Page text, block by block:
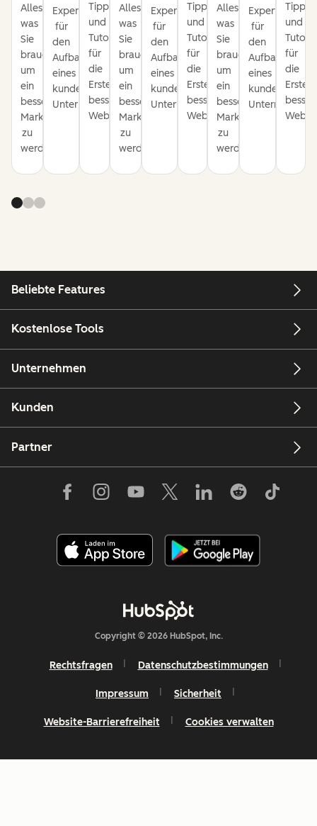
Alles,
was
Sie
brauchen,
um
ein
besserer
Marketer
zu
werden.
Expertentipps
für
den
Aufbau
eines
kundenorientierten
Unternehmens.
Tipps
und
Tutorials
für
die
Erstellung
besserer
Websites.
Alles,
was
Sie
brauchen,
um
ein
besserer
Marketer
zu
werden.
Expertentipps
für
den
Aufbau
eines
kundenorientierten
Unternehmens.
Tipps
und
Tutorials
für
die
Erstellung
besserer
Websites.
Alles,
was
Sie
brauchen,
um
ein
besserer
Marketer
zu
werden.
Expertentipps
für
den
Aufbau
eines
Tipps
und
für
die
Beliebte Features
Kostenlose Tools
Unternehmen
Kunden
Partner
Copyright © 2026 HubSpot, Inc.
Rechtsfragen Datenschutzbestimmungen
Impressum Sicherheit
Website-Barrierefreiheit Cookies verwalten